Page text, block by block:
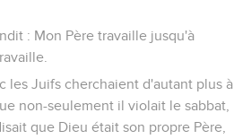
: Mon Père travaille jusqu'à
les Juifs cherchaient d'autant plus à
non-seulement il violait le sabbat,
que Dieu était son propre Père,